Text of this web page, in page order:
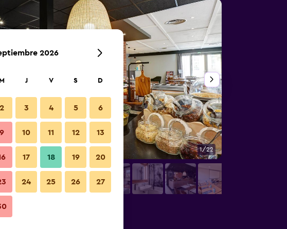
1/22
2026
M J V S D
2 3 4 5 6
9 10 11 12 13
17 18 19 20
24 25 26 27